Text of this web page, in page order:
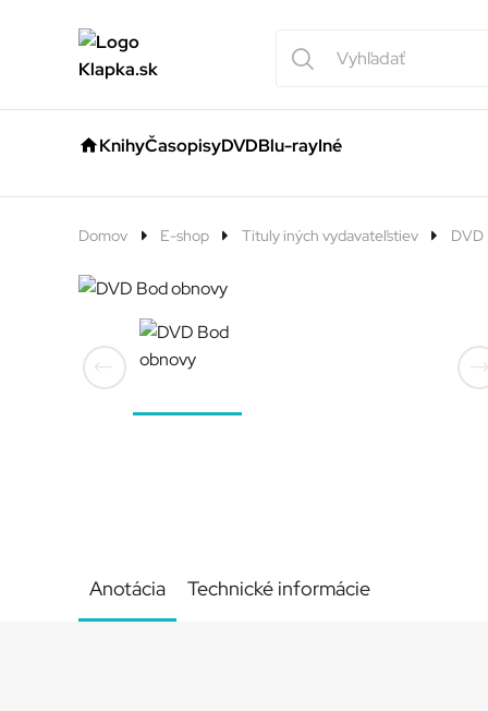
KnihyČasopisyDVDBlu-rayIné
Domov E-shop Tituly iných vydavateľstiev DVD
Anotácia Technické informácie